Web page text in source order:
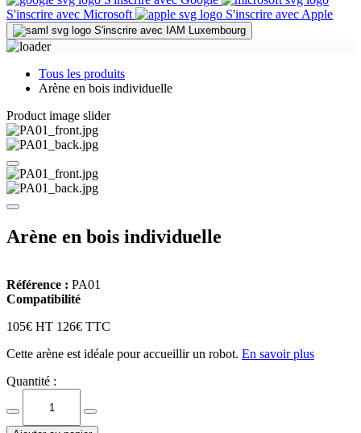
S'inscrire avec Microsoft
S'inscrire avec Apple
S'inscrire avec IAM Luxembourg
Tous les produits
Arène en bois individuelle
Product image slider
Arène en bois individuelle
Référence : PA01
Compatibilité
105€ HT 126€ TTC
Cette arène est idéale pour accueillir un robot. En savoir plus
Quantité :